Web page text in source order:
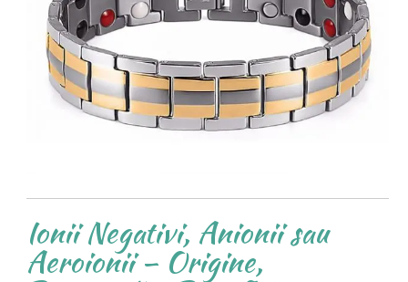
Ionii Negativi, Anionii sau
Aeroionii – Origine,